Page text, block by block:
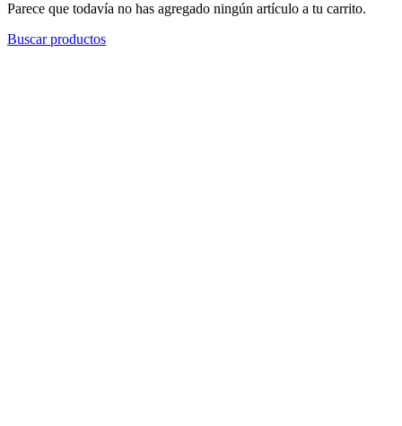
Parece que todavía no has agregado ningún artículo a tu carrito.
Buscar productos